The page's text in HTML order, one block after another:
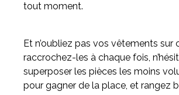
tout moment.
Et n’oubliez pas vos vêtements sur
raccrochez-les à chaque fois,
superposer les pièces les moins
pour gagner de la place, et rangez